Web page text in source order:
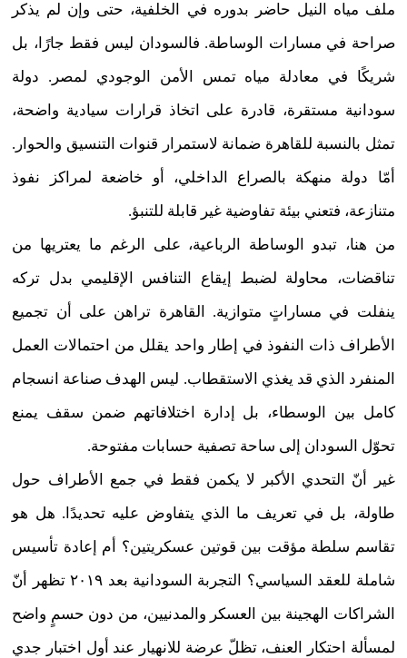
ملف مياه النيل حاضر بدوره في الخلفية، حتى وإن لم يذكر
صراحة في مسارات الوساطة. فالسودان ليس فقط جارًا، بل
شريكًا في معادلة مياه تمس الأمن الوجودي لمصر. دولة
سودانية مستقرة، قادرة على اتخاذ قرارات سيادية واضحة،
تمثل بالنسبة للقاهرة ضمانة لاستمرار قنوات التنسيق والحوار.
أمّا دولة منهكة بالصراع الداخلي، أو خاضعة لمراكز نفوذ
متنازعة، فتعني بيئة تفاوضية غير قابلة للتنبؤ.
من هنا، تبدو الوساطة الرباعية، على الرغم ما يعتريها من
تناقضات، محاولة لضبط إيقاع التنافس الإقليمي بدل تركه
ينفلت في مساراتٍ متوازية. القاهرة تراهن على أن تجميع
الأطراف ذات النفوذ في إطار واحد يقلل من احتمالات العمل
المنفرد الذي قد يغذي الاستقطاب. ليس الهدف صناعة انسجام
كامل بين الوسطاء، بل إدارة اختلافاتهم ضمن سقف يمنع
تحوّل السودان إلى ساحة تصفية حسابات مفتوحة.
غير أنّ التحدي الأكبر لا يكمن فقط في جمع الأطراف حول
طاولة، بل في تعريف ما الذي يتفاوض عليه تحديدًا. هل هو
تقاسم سلطة مؤقت بين قوتين عسكريتين؟ أم إعادة تأسيس
شاملة للعقد السياسي؟ التجربة السودانية بعد ٢٠١٩ تظهر أنّ
الشراكات الهجينة بين العسكر والمدنيين، من دون حسمٍ واضح
لمسألة احتكار العنف، تظلّ عرضة للانهيار عند أول اختبار جدي